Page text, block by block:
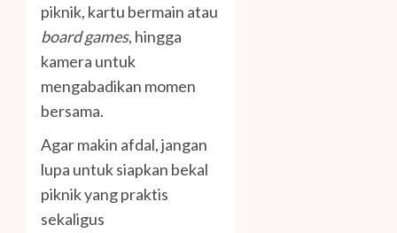
piknik, kartu bermain atau
board games, hingga
kamera untuk
mengabadikan momen
bersama.
Agar makin afdal, jangan
lupa untuk siapkan bekal
piknik yang praktis
sekaligus